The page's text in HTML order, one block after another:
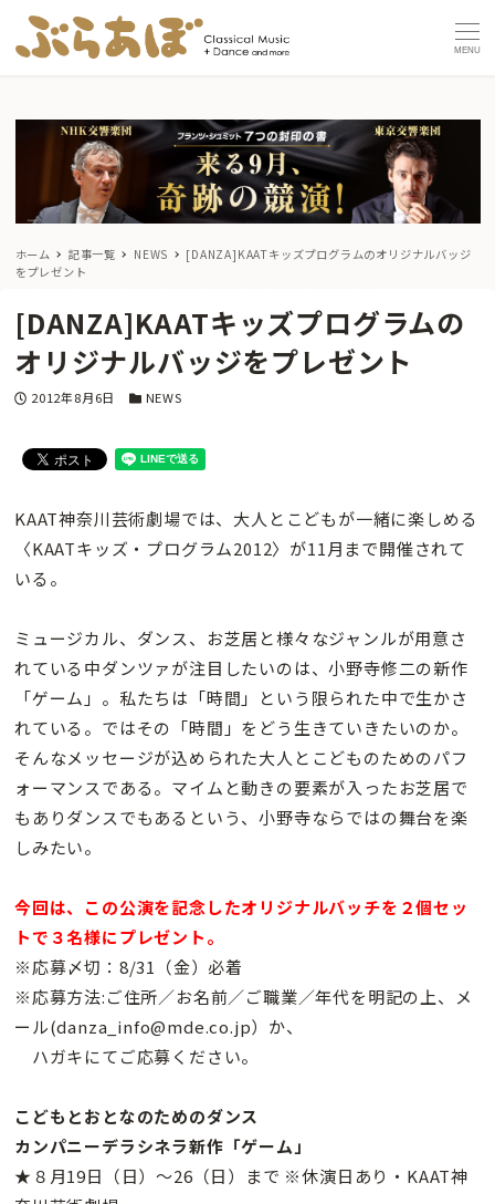
MENU
ホーム 記事一覧 NEWS
[DANZA]KAATキッズプログラムのオリジナルバッジ
をプレゼント
[DANZA]KAATキッズプログラムの
オリジナルバッジをプレゼント
投稿日
2012年8月6日 カテゴリー
NEWS
KAAT神奈川芸術劇場では、大人とこどもが一緒に楽しめる
〈KAATキッズ・プログラム2012〉が11月まで開催されて
いる。
ミュージカル、ダンス、お芝居と様々なジャンルが用意さ
れている中ダンツァが注目したいのは、小野寺修二の新作
「ゲーム」。私たちは「時間」という限られた中で生かさ
れている。ではその「時間」をどう生きていきたいのか。
そんなメッセージが込められた大人とこどものためのパフ
ォーマンスである。マイムと動きの要素が入ったお芝居で
もありダンスでもあるという、小野寺ならではの舞台を楽
しみたい。
今回は、この公演を記念したオリジナルバッチを２個セッ
トで３名様にプレゼント。
※応募〆切：8/31（金）必着
※応募方法:ご住所／お名前／ご職業／年代を明記の上、メ
ール(danza_info@mde.co.jp）か、
ハガキにてご応募ください。
こどもとおとなのためのダンス
カンパニーデラシネラ新作「ゲーム」
★８月19日（日）〜26（日）まで ※休演日あり・KAAT神